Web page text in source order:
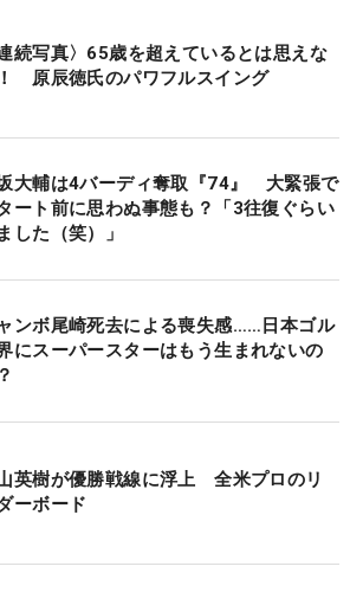
連続写真〉65歳を超えているとは思えな
原辰徳氏のパワフルスイング
大輔は4バーディ奪取『74』 大緊張で
ート前に思わぬ事態も？「3往復ぐらい
した（笑）」
ンボ尾崎死去による喪失感……日本ゴル
にスーパースターはもう生まれないの
英樹が優勝戦線に浮上 全米プロのリ
ーボード